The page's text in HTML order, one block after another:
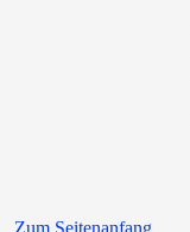
Zum Seitenanfang